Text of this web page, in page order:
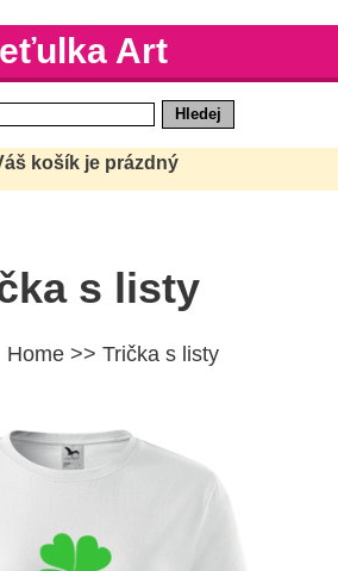
Art
košík je prázdný
s listy
>> Trička s listy